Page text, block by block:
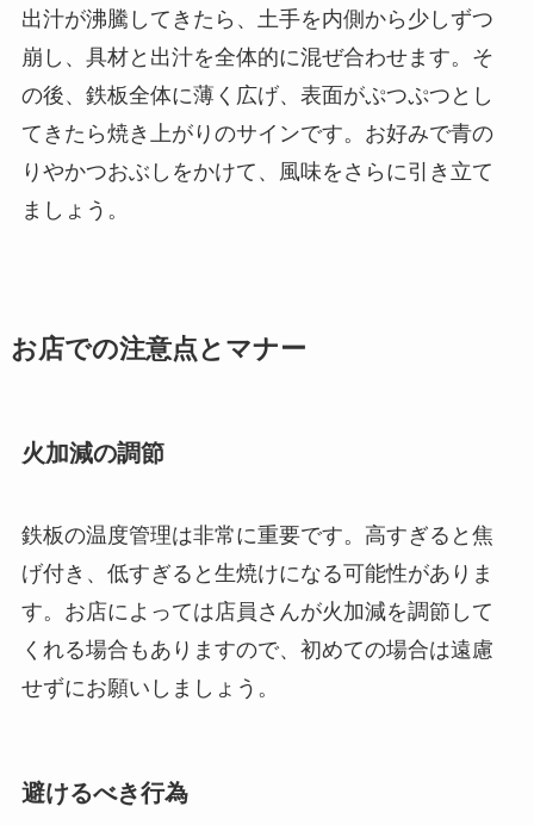
出汁が沸騰してきたら、土手を内側から少しずつ
崩し、具材と出汁を全体的に混ぜ合わせます。そ
の後、鉄板全体に薄く広げ、表面がぷつぷつとし
てきたら焼き上がりのサインです。お好みで青の
りやかつおぶしをかけて、風味をさらに引き立て
ましょう。
お店での注意点とマナー
火加減の調節
鉄板の温度管理は非常に重要です。高すぎると焦
げ付き、低すぎると生焼けになる可能性がありま
す。お店によっては店員さんが火加減を調節して
くれる場合もありますので、初めての場合は遠慮
せずにお願いしましょう。
避けるべき行為